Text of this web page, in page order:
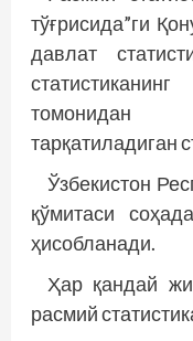
тўғрисида”ги
давлат
томонидан
тарқатиладиган
Ўзбекистон
қўмитаси
ҳисобланади.
Ҳар қандай
расмий